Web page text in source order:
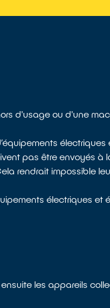
d'usage ou d'une
électriques
pas être envoyés à
rendrait impossible
électriques et
les appareils